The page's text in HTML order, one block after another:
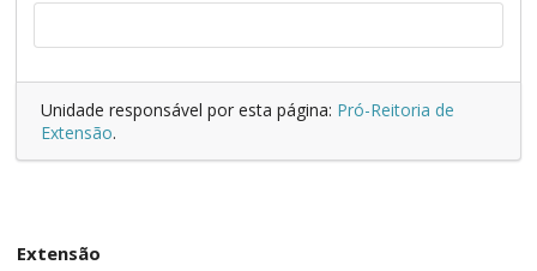
Unidade responsável por esta página: Pró-Reitoria de
Extensão.
Extensão